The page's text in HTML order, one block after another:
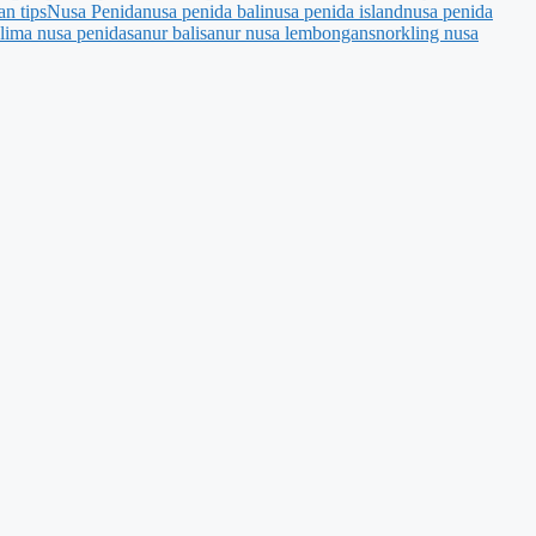
tipsNusa Penidanusa penida balinusa penida islandnusa penida
nusa penidasanur balisanur nusa lembongansnorkling nusa